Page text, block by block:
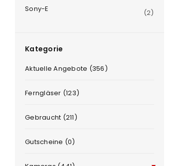
Sony-E
(2)
Kategorie
Aktuelle Angebote (356)
Ferngläser (123)
Gebraucht (211)
Gutscheine (0)